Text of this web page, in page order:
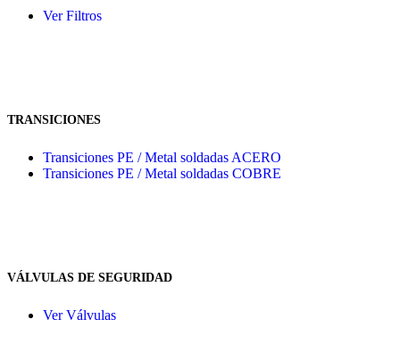
Ver Filtros
TRANSICIONES
Transiciones PE / Metal soldadas ACERO
Transiciones PE / Metal soldadas COBRE
VÁLVULAS DE SEGURIDAD
Ver Válvulas